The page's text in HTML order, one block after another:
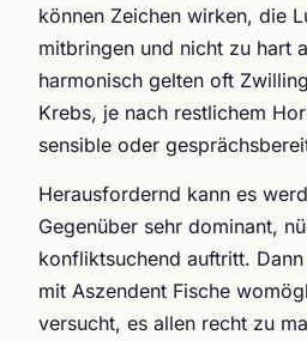
können Zeichen wirken, die
mitbringen und nicht zu hart
harmonisch gelten oft
Krebs, je nach restlichem
sensible oder
Herausfordernd kann es
Gegenüber sehr dominant,
konfliktsuchend auftritt.
mit Aszendent Fische
versucht, es allen recht zu